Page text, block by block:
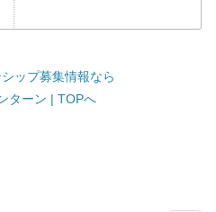
ップ募集情報なら
ターン | TOPへ